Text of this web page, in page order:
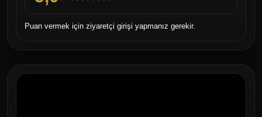
gece çalmak istediğiniz her an Rebecca Eğlence sizinle.
Samimi ve güler yüzlü ekibimiz, gecenizin kusursuz ve
müzikle harmanlandığı bu eşsiz atmosferde yerinizi almak
Puan vermek için ziyaretçi girişi yapmanız gerekir.